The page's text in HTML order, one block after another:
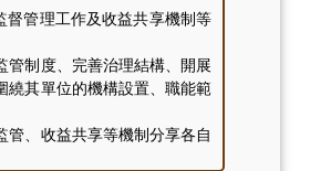
管理工作及收益共享機制等
制度、完善治理結構、開展
繞其單位的機構設置、職能範
、收益共享等機制分享各自